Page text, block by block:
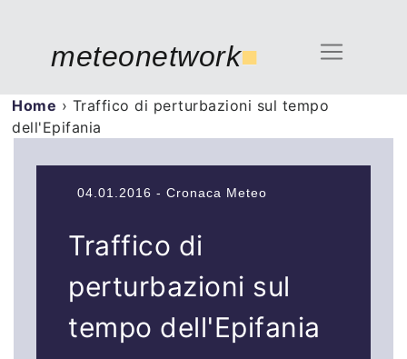
meteonetwork■
Home › Traffico di perturbazioni sul tempo
dell'Epifania
04.01.2016 - Cronaca Meteo
Traffico di
perturbazioni sul
tempo dell'Epifania